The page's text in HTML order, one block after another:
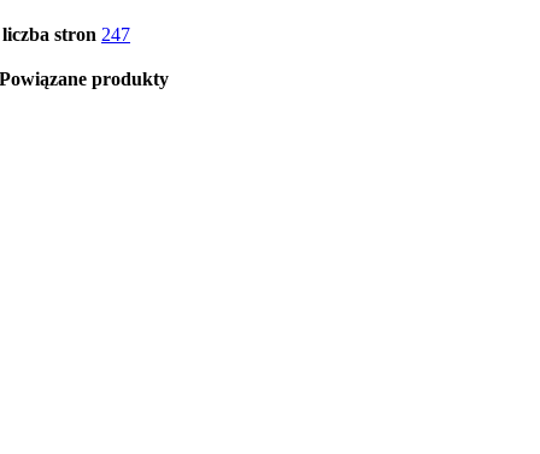
liczba stron 247
Powiązane produkty